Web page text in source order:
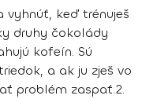
vyhnúť, keď trénuješ
druhy čokolády
kofeín. Sú
a ak ju zješ vo
problém zaspať.2.